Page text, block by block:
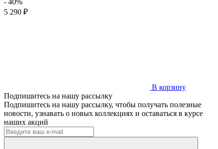
5 290 ₽
В корзину
Подпишитесь на нашу рассылку
Подпишитесь на нашу рассылку, чтобы получать полезные
новости, узнавать о новых коллекциях и оставаться в курсе
наших акций